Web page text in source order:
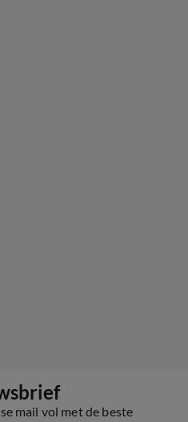
mail vol met de beste